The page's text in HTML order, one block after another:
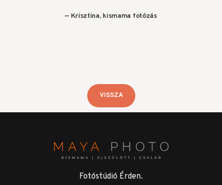
Krisztina, kismama fotózás
VISSZA
Fotóstúdió Érden.